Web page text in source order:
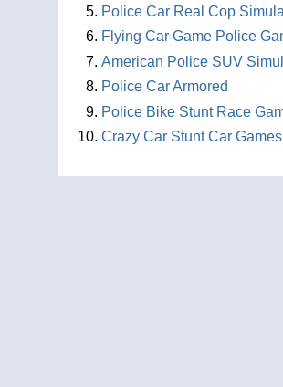
Police Car Real Cop
Flying Car Game Police
American Police SUV
Police Car Armored
Police Bike Stunt Race
Crazy Car Stunt Car Games